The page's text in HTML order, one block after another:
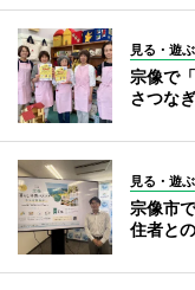
見る・遊ぶ
宗像で
さつな
見る・遊ぶ
宗像市
住者と